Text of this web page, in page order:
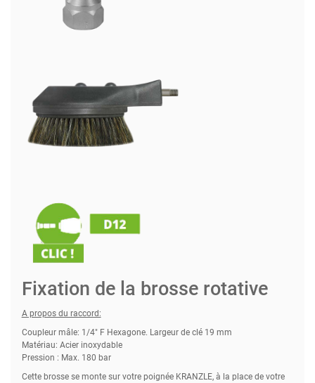
Fixation de la brosse rotative
A propos du raccord:
Coupleur mâle: 1/4" F Hexagone. Largeur de clé 19 mm
Matériau: Acier inoxydable
Pression : Max. 180 bar
Cette brosse se monte sur votre poignée KRANZLE, à la place de votre